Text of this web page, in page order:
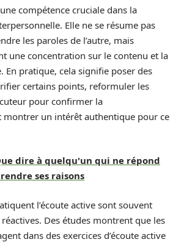
une compétence cruciale dans la
Elle ne se résume pas
les paroles de l’autre, mais
une concentration sur le contenu et la
En pratique, cela signifie poser des
certains points, reformuler les
pour confirmer la
montrer un intérêt authentique pour ce
dire à quelqu'un qui ne répond
ses raisons
l’écoute active sont souvent
Des études montrent que les
dans des exercices d’écoute active